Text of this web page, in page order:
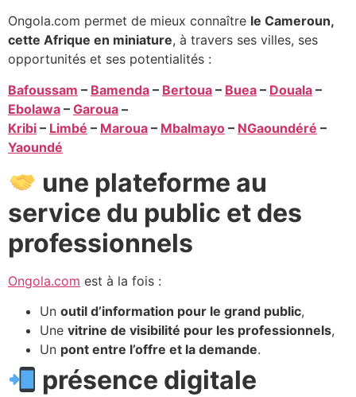
Ongola.com permet de mieux connaître le Cameroun,
cette Afrique en miniature, à travers ses villes, ses
opportunités et ses potentialités :
Bafoussam – Bamenda – Bertoua – Buea – Douala –
Ebolawa – Garoua –
Kribi – Limbé – Maroua – Mbalmayo – NGaoundéré –
Yaoundé
une plateforme au
service du public et des
professionnels
Ongola.com est à la fois :
Un outil d’information pour le grand public,
Une vitrine de visibilité pour les professionnels,
Un pont entre l’offre et la demande.
présence digitale